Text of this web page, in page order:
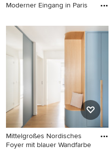
Moderner Eingang in Paris
Mittelgroßes Nordisches
Foyer mit blauer Wandfarbe